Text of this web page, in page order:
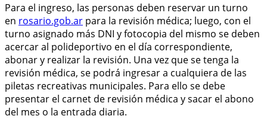
Para el ingreso, las personas deben reservar un turno
en rosario.gob.ar para la revisión médica; luego, con el
turno asignado más DNI y fotocopia del mismo se deben
acercar al polideportivo en el día correspondiente,
abonar y realizar la revisión. Una vez que se tenga la
revisión médica, se podrá ingresar a cualquiera de las
piletas recreativas municipales. Para ello se debe
presentar el carnet de revisión médica y sacar el abono
del mes o la entrada diaria.